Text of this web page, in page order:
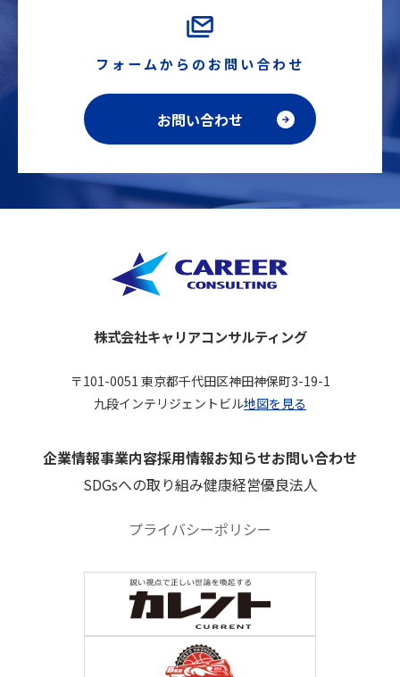
フォームからのお問い合わせ
お問い合わせ
株式会社キャリアコンサルティング
〒101-0051 東京都千代田区神田神保町3-19-1
九段インテリジェントビル地図を見る
企業情報事業内容採用情報お知らせお問い合わせ
SDGsへの取り組み健康経営優良法人
プライバシーポリシー